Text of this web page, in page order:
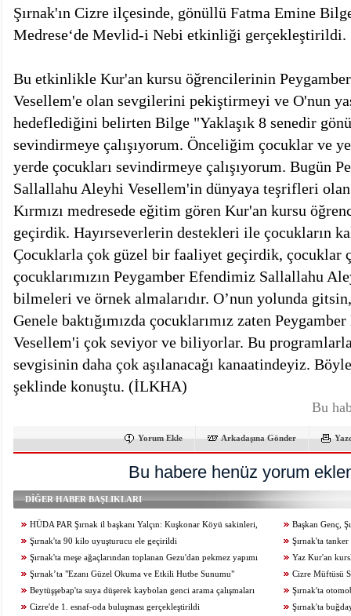
Şırnak'ın Cizre ilçesinde, gönüllü Fatma Emine
Medrese‘de Mevlid-i Nebi etkinliği gerçekleştirildi.
Bu etkinlikle Kur'an kursu öğrencilerinin
Vesellem'e olan sevgilerini pekiştirmeyi ve O'nun
hedeflediğini belirten Bilge "Yaklaşık 8 senedir
sevindirmeye çalışıyorum. Önceliğim çocuklar ve
yerde çocukları sevindirmeye çalışıyorum. Bugün
Sallallahu Aleyhi Vesellem'in dünyaya teşrifleri
Kırmızı medresede eğitim gören Kur'an kursu
geçirdik. Hayırseverlerin destekleri ile çocukların
Çocuklarla çok güzel bir faaliyet geçirdik, çocuklar
çocuklarımızın Peygamber Efendimiz Sallallahu
bilmeleri ve örnek almalarıdır. O’nun yolunda
Genele baktığımızda çocuklarımız zaten
Vesellem'i çok seviyor ve biliyorlar. Bu programlarla
sevgisinin daha çok aşılanacağı kanaatindeyiz.
şeklinde konuştu. (İLKHA)
Bu
Yorum Ekle Arkadaşına Gönder
Bu habere henüz yorum
DİĞER HABER BAŞLIKLARI
HÜDA PAR Şırnak il başkanı Yalçın: Kuşkonar Köyü sakinleri,
köylerine dönmek istiyor
Başkan Genç,
Şırnak'ta 90 kilo uyuşturucu ele geçirildi
Şırnak'ta
Şırnak'ta meşe ağaçlarından toplanan Gezu'dan pekmez yapımı
başladı
Yaz Kur'an
Şırnak’ta "Ezanı Güzel Okuma ve Etkili Hutbe Sunumu"
yarışmaları düzenlendi
Cizre Müftüsü
Beytüşşebap'ta suya düşerek kaybolan genci arama çalışmaları
3'üncü gününde sürüyor
Şırnak'ta
kişi yaralandı
Cizre'de 1. esnaf-oda buluşması gerçekleştirildi
Şırnak'ta